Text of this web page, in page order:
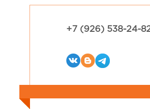
+7 (926) 538-24-